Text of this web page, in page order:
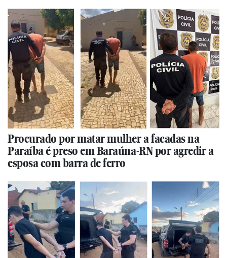
Procurado por matar mulher a facadas na
Paraíba é preso em Baraúna-RN por agredir a
esposa com barra de ferro